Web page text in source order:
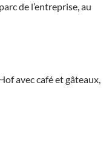
de l’entreprise, au
avec café et gâteaux,